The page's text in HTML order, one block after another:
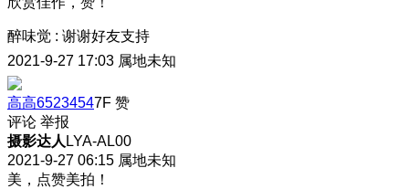
醉味觉 : 谢谢好友支持
2021-9-27 17:03 属地未知
高高65234547F 赞
评论 举报
摄影达人 LYA-AL00
2021-9-27 06:15 属地未知
美，点赞美拍！